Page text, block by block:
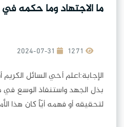
ما الاجتهاد وما حكمه في
2024-07-31
الإجابة:اعلم أخي السائل
بذل الجهد واستنفاذ الوسع
لتحقيقه أو فهمه أيّاً كان هذا